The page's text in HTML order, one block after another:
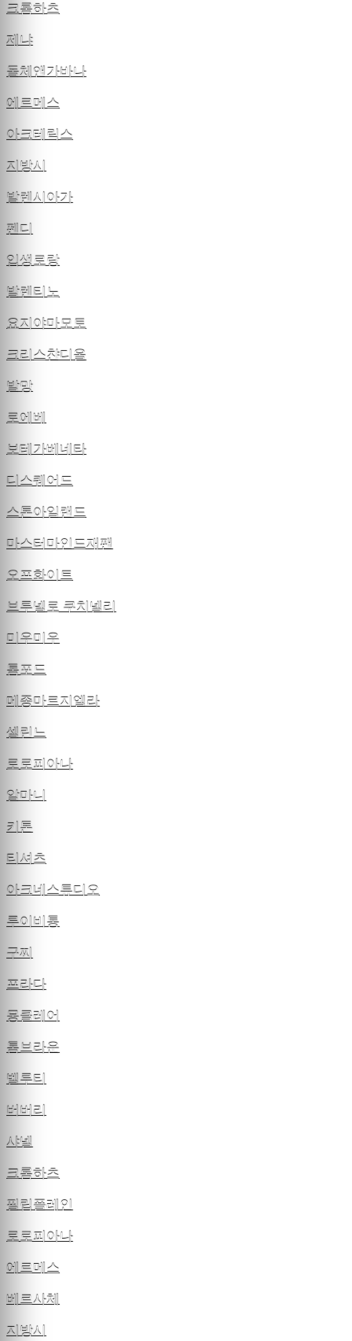
크롬하츠
제냐
돌체앤가바나
에르메스
아크테릭스
지방시
발렌시아가
펜디
입생로랑
발렌티노
요지야마모토
크리스챤디올
발망
로에베
보테가베네타
디스퀘어드
스톤아일랜드
마스터마인드재팬
오프화이트
브루넬로 쿠치넬리
미우미우
톰포드
메종마르지엘라
셀린느
로로피아나
알마니
키톤
티셔츠
아크네스튜디오
루이비통
구찌
프라다
몽클레어
톰브라운
벨루티
버버리
샤넬
크롬하츠
필립플레인
로로피아나
에르메스
베르사체
지방시